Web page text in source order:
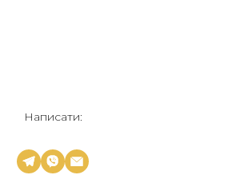
Написати: